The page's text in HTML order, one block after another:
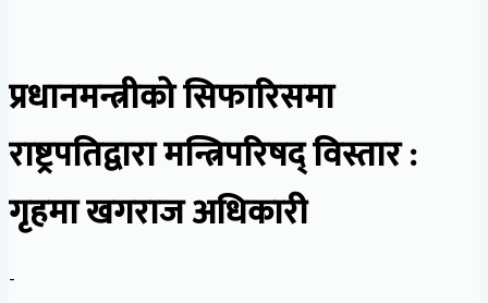
प्रधानमन्त्रीको सिफारिसमा
राष्ट्रपतिद्वारा मन्त्रिपरिषद् विस्तार :
गृहमा खगराज अधिकारी
-